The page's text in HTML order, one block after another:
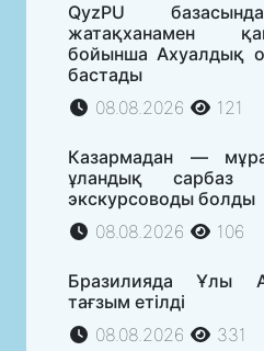
QyzPU
жатақханамен
бойынша Ахуалдық
бастады
08.08.2026
121
Казармадан —
ұландық сарбаз
экскурсоводы болды
08.08.2026
106
Бразилияда Ұлы
тағзым етілді
08.08.2026
331